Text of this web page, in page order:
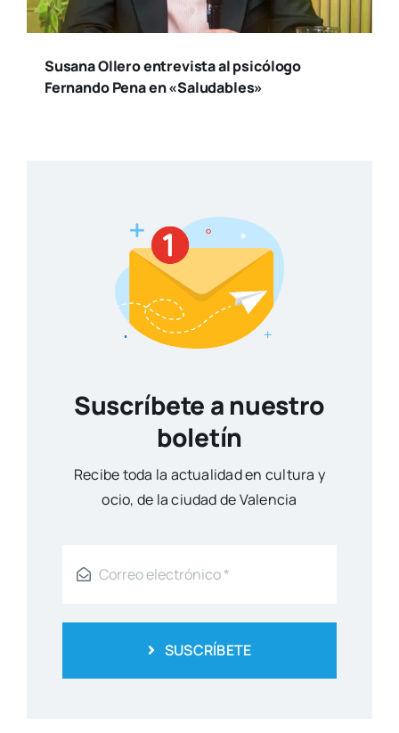
Susana Ollero entrevista al psicólogo
Fernando Pena en «Saludables»
Suscríbete a nuestro
boletín
Reci­be toda la actua­li­dad en cul­tu­ra y
ocio, de la ciu­dad de Valen­cia
SUSCRÍBETE